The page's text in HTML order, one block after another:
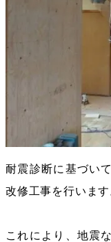
耐震診断に基づい
改修工事を行います
これにより、地震